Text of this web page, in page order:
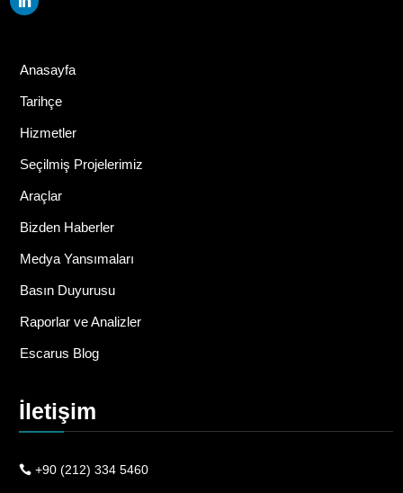
Anasayfa
Tarihçe
Hizmetler
Seçilmiş Projelerimiz
Araçlar
Bizden Haberler
Medya Yansımaları
Basın Duyurusu
Raporlar ve Analizler
Escarus Blog
İletişim
+90 (212) 334 5460